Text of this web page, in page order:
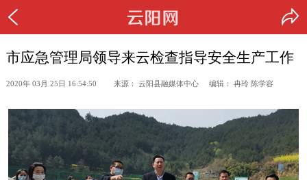
市应急管理局领导来云检查指导安全生产工作
2020年 03月 25日 16:54:50 来源： 云阳县融媒体中心 编辑： 冉玲 陈学容